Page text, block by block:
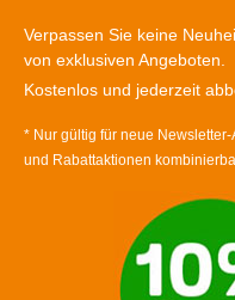
Verpassen Sie keine
von exklusiven Angeboten.
Kostenlos und jederzeit
* Nur gültig für neue
und Rabattaktionen